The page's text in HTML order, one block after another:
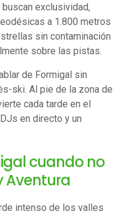
exclusividad,
a 1.800 metros
sin contaminación
sobre las pistas.
de Formigal sin
ski. Al pie de la zona de
cada tarde en el
en directo y un
cuando no
Aventura
intenso de los valles